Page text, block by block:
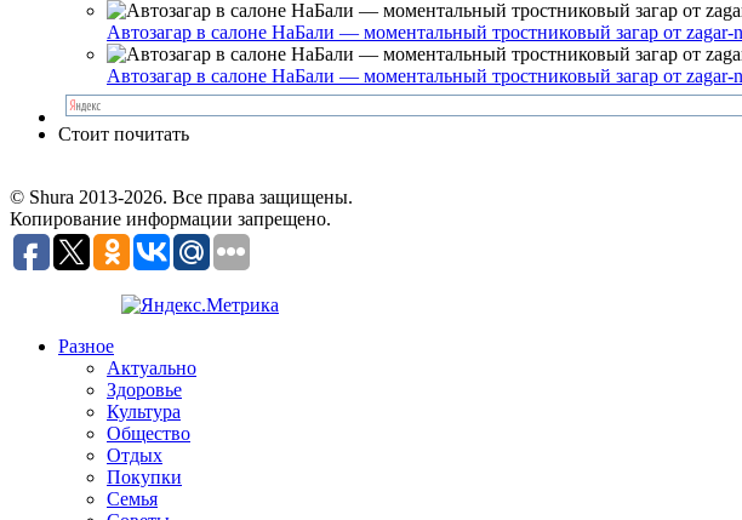
Автозагар в салоне НаБали — моментальный тростниковый загар от zagar-
Автозагар в салоне НаБали — моментальный тростниковый загар от zagar-
Стоит почитать
© Shura 2013-2026. Все права защищены.
Копирование информации запрещено.
Разное
Актуально
Здоровье
Культура
Общество
Отдых
Покупки
Семья